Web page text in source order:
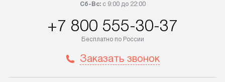
Сб-Вс:с 9:00 до 22:00
+7 800 555-30-37
Бесплатно по России
Заказать звонок